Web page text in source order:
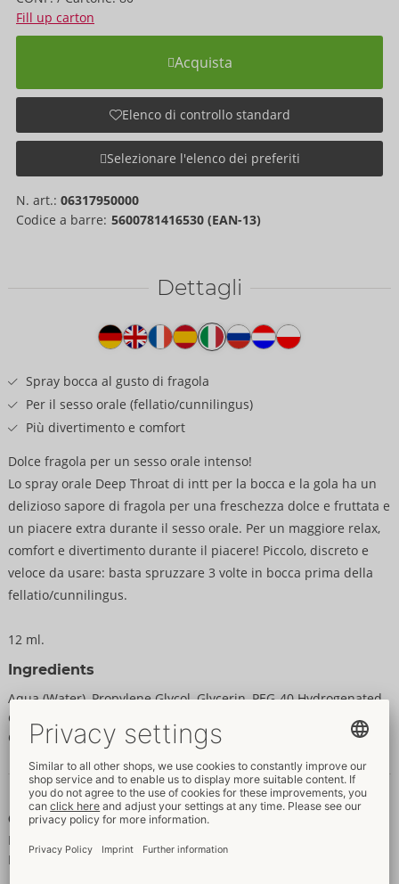
Fill up carton
Acquista
Elenco di controllo standard
Selezionare l'elenco dei preferiti
N. art.: 06317950000
Codice a barre: 5600781416530 (EAN-13)
Dettagli
prodotto
Spray bocca al gusto di fragola
Per il sesso orale (fellatio/cunnilingus)
Più divertimento e comfort
Dolce fragola per un sesso orale intenso!
Lo spray orale Deep Throat di intt per la bocca e la gola ha un
delizioso sapore di fragola per una freschezza dolce e fruttata e
un piacere extra durante il sesso orale. Per un maggiore relax,
comfort e divertimento durante il piacere! Piccolo, discreto e
veloce da usare: basta spruzzare 3 volte in bocca prima della
fellatio/cunnilingus.
12 ml.
Ingredients
Aqua (Water), Propylene Glycol, Glycerin, PEG-40 Hydrogenated
Castor Oil, Aroma, Sodium Saccharin, Benzyl Alcohol,
Chlorphenesin.
Dati e proprietà
Caratteristiche
Per donne
Per uomini